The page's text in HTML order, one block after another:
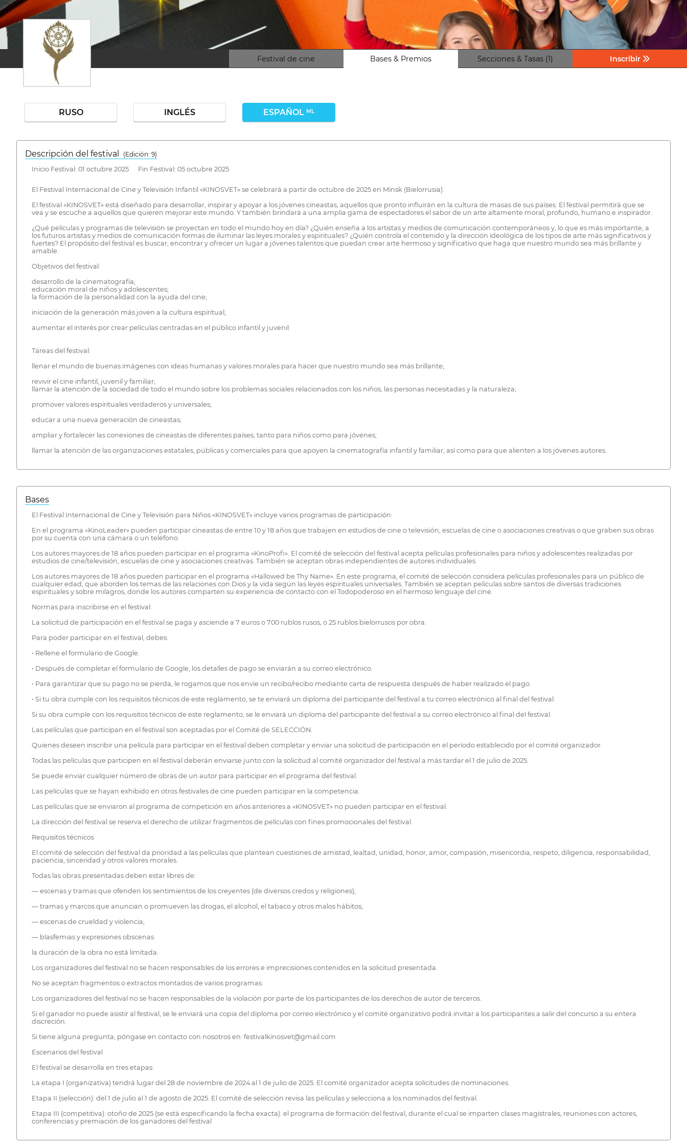
Festival de cine Bases & Premios Secciones & Tasas (1) Inscribir
RUSO INGLÉS ESPAÑOL ML
Descripción del festival
( Edición: 9)
Inicio Festival: 01 octubre 2025 Fin Festival: 05 octubre 2025
El Festival Internacional de Cine y Televisión Infantil «KINOSVET» se celebrará a partir de octubre de 2025 en Minsk (Bielorrusia).
El festival «KINOSVET» está diseñado para desarrollar, inspirar y apoyar a los jóvenes cineastas, aquellos que pronto influirán en la cultura de masas de sus países. El festival permitirá que se
vea y se escuche a aquellos que quieren mejorar este mundo. Y también brindará a una amplia gama de espectadores el sabor de un arte altamente moral, profundo, humano e inspirador.
¿Qué películas y programas de televisión se proyectan en todo el mundo hoy en día? ¿Quién enseña a los artistas y medios de comunicación contemporáneos y, lo que es más importante, a
los futuros artistas y medios de comunicación formas de iluminar las leyes morales y espirituales? ¿Quién controla el contenido y la dirección ideológica de los tipos de arte más significativos y
fuertes? El propósito del festival es buscar, encontrar y ofrecer un lugar a jóvenes talentos que puedan crear arte hermoso y significativo que haga que nuestro mundo sea más brillante y
amable.
Objetivos del festival:
desarrollo de la cinematografía;
educación moral de niños y adolescentes;
la formación de la personalidad con la ayuda del cine;
iniciación de la generación más joven a la cultura espiritual;
aumentar el interés por crear películas centradas en el público infantil y juvenil.
Tareas del festival:
llenar el mundo de buenas imágenes con ideas humanas y valores morales para hacer que nuestro mundo sea más brillante;
revivir el cine infantil, juvenil y familiar;
llamar la atención de la sociedad de todo el mundo sobre los problemas sociales relacionados con los niños, las personas necesitadas y la naturaleza;
promover valores espirituales verdaderos y universales;
educar a una nueva generación de cineastas;
ampliar y fortalecer las conexiones de cineastas de diferentes países, tanto para niños como para jóvenes;
llamar la atención de las organizaciones estatales, públicas y comerciales para que apoyen la cinematografía infantil y familiar, así como para que alienten a los jóvenes autores.
Bases
El Festival Internacional de Cine y Televisión para Niños «KINOSVET» incluye varios programas de participación:
En el programa «KinoLeader» pueden participar cineastas de entre 10 y 18 años que trabajen en estudios de cine o televisión, escuelas de cine o asociaciones creativas o que graben sus obras
por su cuenta con una cámara o un teléfono.
Los autores mayores de 18 años pueden participar en el programa «KinoProfi». El comité de selección del festival acepta películas profesionales para niños y adolescentes realizadas por
estudios de cine/televisión, escuelas de cine y asociaciones creativas. También se aceptan obras independientes de autores individuales.
Los autores mayores de 18 años pueden participar en el programa «Hallowed be Thy Name». En este programa, el comité de selección considera películas profesionales para un público de
cualquier edad, que aborden los temas de las relaciones con Dios y la vida según las leyes espirituales universales. También se aceptan películas sobre santos de diversas tradiciones
espirituales y sobre milagros, donde los autores comparten su experiencia de contacto con el Todopoderoso en el hermoso lenguaje del cine.
Normas para inscribirse en el festival:
La solicitud de participación en el festival se paga y asciende a 7 euros o 700 rublos rusos, o 25 rublos bielorrusos por obra.
Para poder participar en el festival, debes:
• Rellene el formulario de Google.
• Después de completar el formulario de Google, los detalles de pago se enviarán a su correo electrónico.
• Para garantizar que su pago no se pierda, le rogamos que nos envíe un recibo/recibo mediante carta de respuesta después de haber realizado el pago.
• Si tu obra cumple con los requisitos técnicos de este reglamento, se te enviará un diploma del participante del festival a tu correo electrónico al final del festival.
Si su obra cumple con los requisitos técnicos de este reglamento, se le enviará un diploma del participante del festival a su correo electrónico al final del festival.
Las películas que participan en el festival son aceptadas por el Comité de SELECCIÓN.
Quienes deseen inscribir una película para participar en el festival deben completar y enviar una solicitud de participación en el período establecido por el comité organizador.
Todas las películas que participen en el festival deberán enviarse junto con la solicitud al comité organizador del festival a más tardar el 1 de julio de 2025.
Se puede enviar cualquier número de obras de un autor para participar en el programa del festival.
Las películas que se hayan exhibido en otros festivales de cine pueden participar en la competencia.
Las películas que se enviaron al programa de competición en años anteriores a «KINOSVET» no pueden participar en el festival.
La dirección del festival se reserva el derecho de utilizar fragmentos de películas con fines promocionales del festival.
Requisitos técnicos
El comité de selección del festival da prioridad a las películas que plantean cuestiones de amistad, lealtad, unidad, honor, amor, compasión, misericordia, respeto, diligencia, responsabilidad,
paciencia, sinceridad y otros valores morales.
Todas las obras presentadas deben estar libres de:
— escenas y tramas que ofenden los sentimientos de los creyentes (de diversos credos y religiones);
— tramas y marcos que anuncian o promueven las drogas, el alcohol, el tabaco y otros malos hábitos;
— escenas de crueldad y violencia;
— blasfemias y expresiones obscenas.
la duración de la obra no está limitada.
Los organizadores del festival no se hacen responsables de los errores e imprecisiones contenidos en la solicitud presentada.
No se aceptan fragmentos o extractos montados de varios programas.
Los organizadores del festival no se hacen responsables de la violación por parte de los participantes de los derechos de autor de terceros.
Si el ganador no puede asistir al festival, se le enviará una copia del diploma por correo electrónico y el comité organizativo podrá invitar a los participantes a salir del concurso a su entera
discreción.
Si tiene alguna pregunta, póngase en contacto con nosotros en: festivalkinosvet@gmail.com
Escenarios del festival
El festival se desarrolla en tres etapas:
La etapa I (organizativa) tendrá lugar del 28 de noviembre de 2024 al 1 de julio de 2025. El comité organizador acepta solicitudes de nominaciones.
Etapa II (selección): del 1 de julio al 1 de agosto de 2025. El comité de selección revisa las películas y selecciona a los nominados del festival.
Etapa III (competitiva): otoño de 2025 (se está especificando la fecha exacta): el programa de formación del festival, durante el cual se imparten clases magistrales, reuniones con actores,
conferencias y premiación de los ganadores del festival